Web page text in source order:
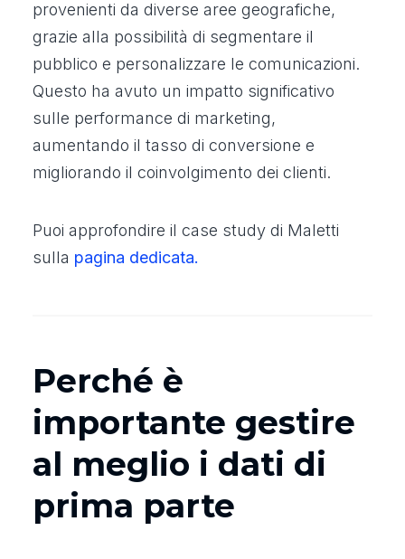
provenienti da diverse aree geografiche,
grazie alla possibilità di segmentare il
pubblico e personalizzare le comunicazioni.
Questo ha avuto un impatto significativo
sulle performance di marketing,
aumentando il tasso di conversione e
migliorando il coinvolgimento dei clienti.
Puoi approfondire il case study di Maletti
sulla pagina dedicata.
Perché è
importante gestire
al meglio i dati di
prima parte